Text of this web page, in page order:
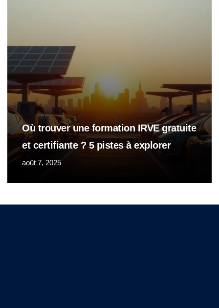
Où trouver une formation IRVE gratuite
et certifiante ? 5 pistes à explorer
août 7, 2025